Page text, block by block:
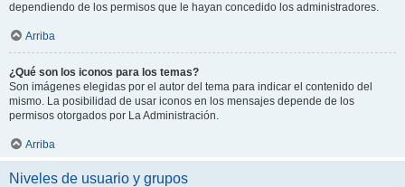
dependiendo de los permisos que le hayan concedido los administradores.
Arriba
¿Qué son los iconos para los temas?
Son imágenes elegidas por el autor del tema para indicar el contenido del
mismo. La posibilidad de usar iconos en los mensajes depende de los
permisos otorgados por La Administración.
Arriba
Niveles de usuario y grupos